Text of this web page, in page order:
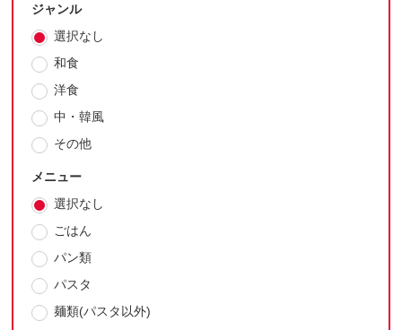
ジャンル
選択なし
和食
洋食
中・韓風
その他
メニュー
選択なし
ごはん
パン類
パスタ
麺類(パスタ以外)